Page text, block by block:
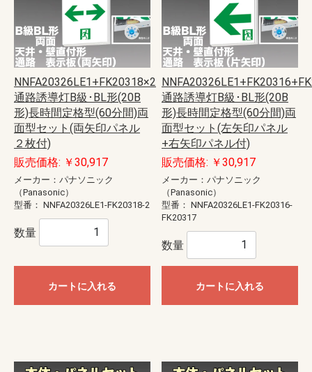
NNFA20326LE1+FK20318×2
通路誘導灯B級･BL形(20B
形)長時間定格型(60分間)両
面型セット(両矢印パネル
２枚付)
販売価格: ￥30,917
メーカー：パナソニック
（Panasonic）
型番： NNFA20326LE1-FK20318-2
数量
カートに入れる
通路誘導灯B級･BL形(20B
形)長時間定格型(60分間)両
面型セット(左矢印パネル
+右矢印パネル付)
販売価格: ￥30,917
メーカー：パナソニック
（Panasonic）
型番： NNFA20326LE1-FK20316-
FK20317
数量
カートに入れる